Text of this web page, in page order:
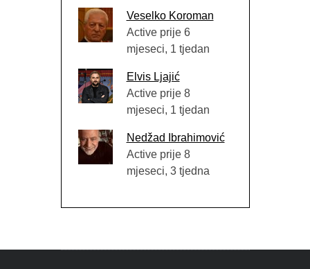
Veselko Koroman
Active prije 6
mjeseci, 1 tjedan
Elvis Ljajić
Active prije 8
mjeseci, 1 tjedan
Nedžad Ibrahimović
Active prije 8
mjeseci, 3 tjedna